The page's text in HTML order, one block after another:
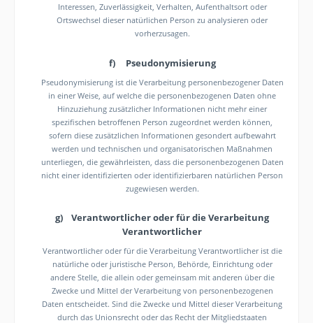
Interessen, Zuverlässigkeit, Verhalten, Aufenthaltsort oder
Ortswechsel dieser natürlichen Person zu analysieren oder
vorherzusagen.
f) Pseudonymisierung
Pseudonymisierung ist die Verarbeitung personenbezogener Daten
in einer Weise, auf welche die personenbezogenen Daten ohne
Hinzuziehung zusätzlicher Informationen nicht mehr einer
spezifischen betroffenen Person zugeordnet werden können,
sofern diese zusätzlichen Informationen gesondert aufbewahrt
werden und technischen und organisatorischen Maßnahmen
unterliegen, die gewährleisten, dass die personenbezogenen Daten
nicht einer identifizierten oder identifizierbaren natürlichen Person
zugewiesen werden.
g) Verantwortlicher oder für die Verarbeitung
Verantwortlicher
Verantwortlicher oder für die Verarbeitung Verantwortlicher ist die
natürliche oder juristische Person, Behörde, Einrichtung oder
andere Stelle, die allein oder gemeinsam mit anderen über die
Zwecke und Mittel der Verarbeitung von personenbezogenen
Daten entscheidet. Sind die Zwecke und Mittel dieser Verarbeitung
durch das Unionsrecht oder das Recht der Mitgliedstaaten